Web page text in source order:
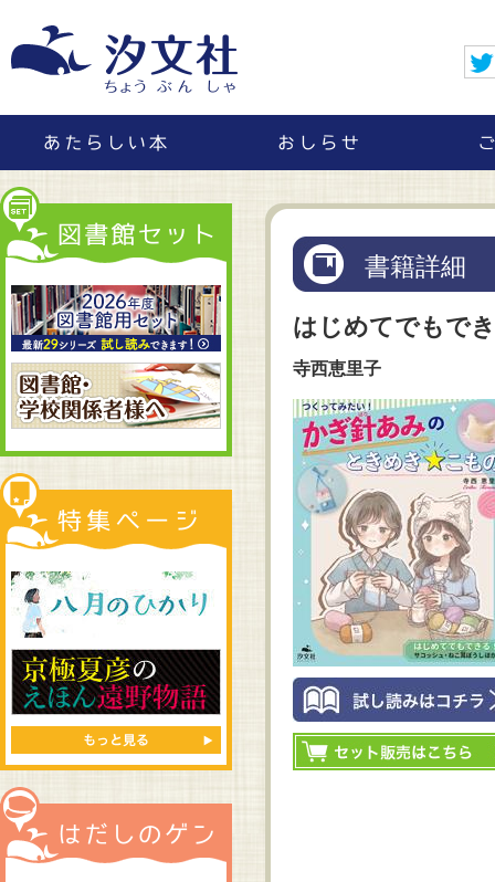
書籍詳細
はじめてでもで
寺西恵里子